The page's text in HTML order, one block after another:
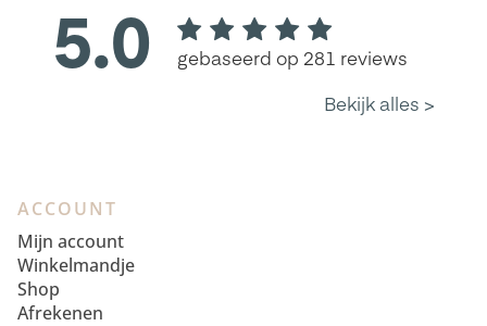
ACCOUNT
Mijn account
Winkelmandje
Shop
Afrekenen